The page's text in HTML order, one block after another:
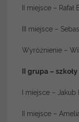
II miejsce – Rafał
III miejsce –
Wyróżnienie –
II grupa –
I miejsce –
II miejsce –